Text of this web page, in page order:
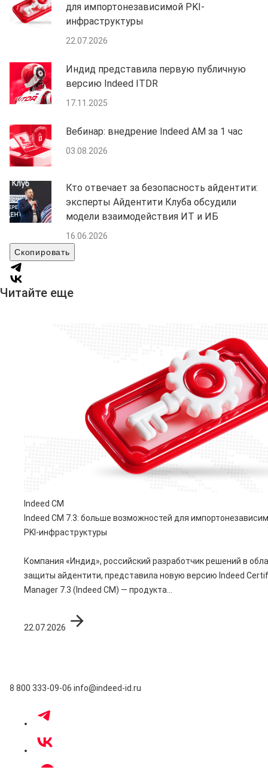
для импортонезависимой PKI-
инфраструктуры
22.07.2026
Индид представила первую публичную
версию Indeed ITDR
17.11.2025
Вебинар: внедрение Indeed AM за 1 час
03.08.2026
Кто отвечает за безопасность айдентити:
эксперты Айдентити Клуба обсудили
модели взаимодействия ИТ и ИБ
16.06.2026
Скопировать
Читайте еще
Indeed CM
Indeed CM 7.3: больше возможностей для
PKI-инфраструктуры
Компания «Индид», российский разработчик решений в
защиты айдентити, представила новую версию Indeed
Manager 7.3 (Indeed CM) — продукта...
22.07.2026
8 800 333-09-06 info@indeed-id.ru